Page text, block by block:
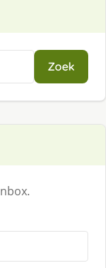
Zoek